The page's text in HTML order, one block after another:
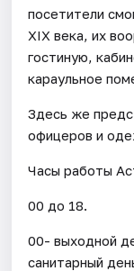
посетители
XIX века, их
гостиную,
караульное
Здесь же
офицеров и
Часы работы
00 до 18.
00- выходной
санитарный